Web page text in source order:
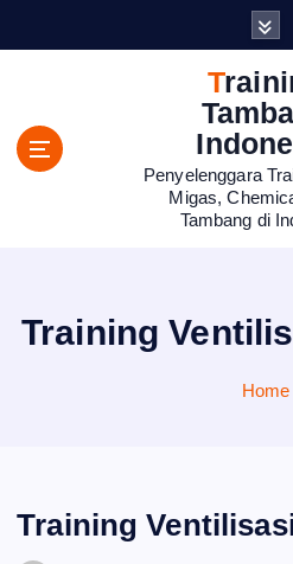
Training
Penyelenggara
Migas,
Tambang di
Training
Home
Training